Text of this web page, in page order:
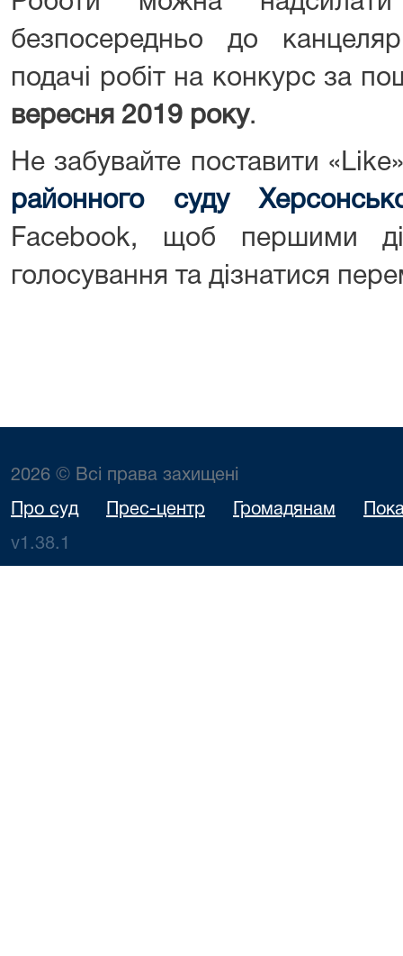
безпосередньо до
подачі робіт на конкурс за
вересня 2019 року.
Не забувайте поставити
районного суду
Facebook, щоб першими
голосування та дізнатися
2026 © Всі права захищені
Про суд Прес-центр Громадянам
v1.38.1